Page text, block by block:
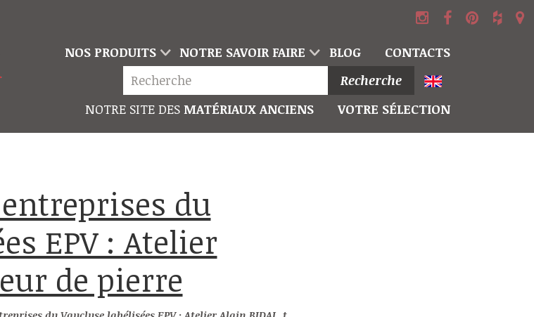
NOS PRODUITS NOTRE SAVOIR FAIRE BLOG
CONTACTS
Recherche
NOTRE SITE DES MATÉRIAUX ANCIENS VOTRE SÉLECTION
EPV : Atelier
de pierre